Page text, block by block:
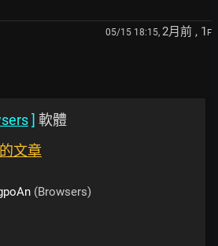
05/15 18:15, 2月前 , 1 F
] 軟體
文章
(Browsers)